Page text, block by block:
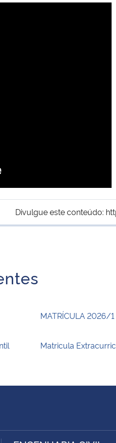
Divulgue este conteúdo:
MATRÍCULA 2026/1
Matricula